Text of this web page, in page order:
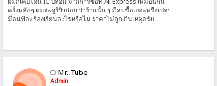
ครั้งหลัง ๆ ผมจะดูรีวิวก่อน ว่าร้านนั้น ๆ มีคนซื้อเยอะหรือเปล่า
มีคนฟ้อง ร้องเรียนอะไรหรือไม่ ราคาไม่ถูกเกินเหตุครับ
Mr. Tube
Admin